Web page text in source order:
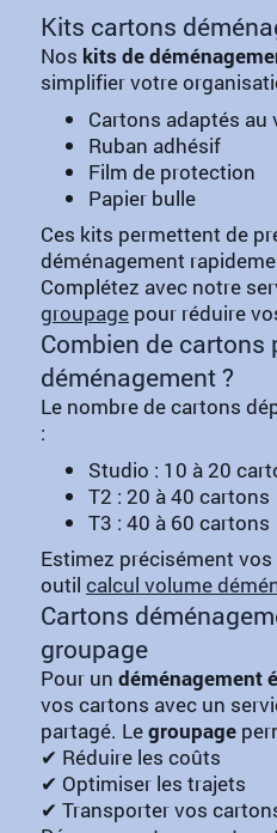
Kits cartons
Nos kits de
simplifier votre
Cartons adaptés au
Ruban adhésif
Film de protection
Papier bulle
Ces kits permettent de
déménagement
Complétez avec notre
groupage pour réduire
Combien de cartons
déménagement ?
Le nombre de cartons
:
Studio : 10 à 20
T2 : 20 à 40 cartons
T3 : 40 à 60 cartons
Estimez précisément
outil calcul volume
Cartons
groupage
Pour un déménagement
vos cartons avec un
partagé. Legroupage
✔ Réduire les coûts
✔ Optimiser les trajets
✔ Transporter vos